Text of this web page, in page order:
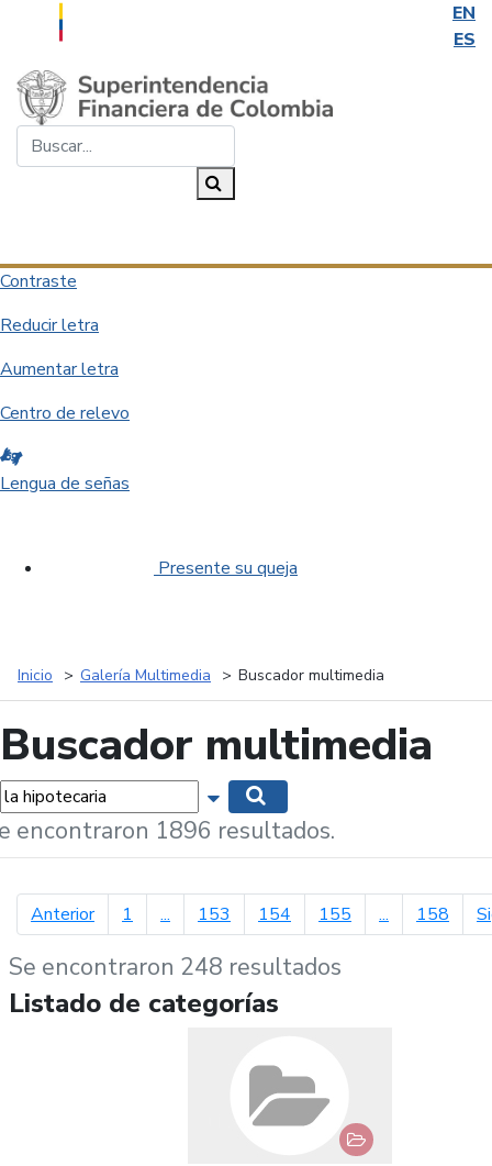
EN
ES
Saltar al contenido principal
Contraste
Reducir letra
Aumentar letra
Centro de relevo
Lengua de señas
Presente su queja
Inicio Galería Multimedia Buscador multimedia
Buscador multimedia
Mostrar opciones de búsqueda
encontraron 1896 resultados.
Anteriorpágina anterior
1 ... 153 154 155 ... 158
Se encontraron 248 resultados
Listado de categorías